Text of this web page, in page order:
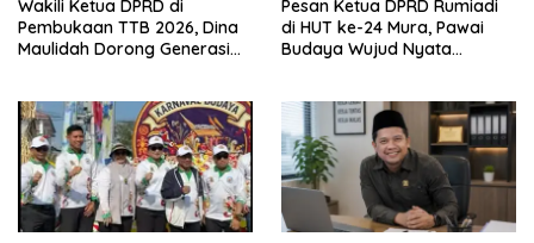
Wakili Ketua DPRD di
Pembukaan TTB 2026, Dina
Maulidah Dorong Generasi
Pesan Ketua DPRD Rumiadi
di HUT ke-24 Mura, Pawai
Budaya Wujud Nyata